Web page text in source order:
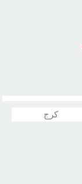
کرج